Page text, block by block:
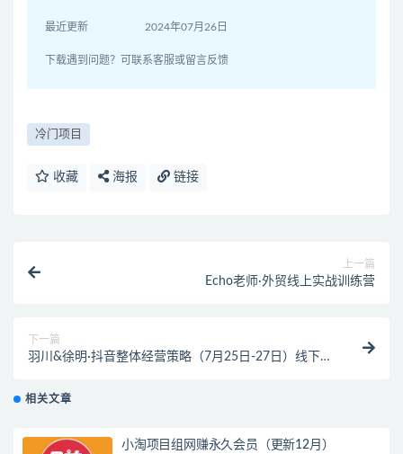
最近更新 2024年07月26日
下载遇到问题？可联系客服或留言反馈
冷门项目
收藏 海报 链接
上一篇
Echo老师·外贸线上实战训练营
下一篇
羽川&徐明·抖音整体经营策略（7月25日-27日）线下录
相关文章
小淘项目组网赚永久会员（更新12月）